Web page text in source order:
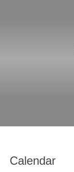
Calendar